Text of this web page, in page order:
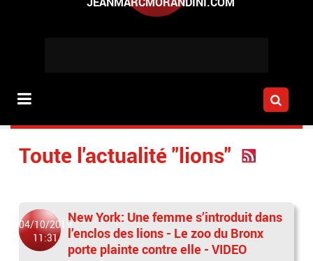
Toute l'actualité "lions"
04/10/2019
11:31
New York: Une femme s’introduit dans
l’enclos des lions - Le zoo du Bronx
porte plainte contre elle - VIDEO